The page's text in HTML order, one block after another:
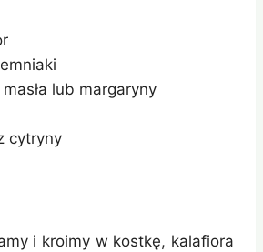
masła lub margaryny
cytryny
i kroimy w kostkę, kalafiora